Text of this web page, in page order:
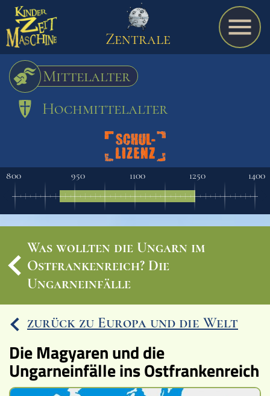
Spiel
A bis Z
Termine
Schulmaterialien
Zentrale
Mittelalter
Hochmittelalter
800 950 1100 1250 1400
Ereignisse
Lucys Wissensbox
Karte
Quiz
Was wollten die Ungarn im
Ostfrankenreich? Die
Ungarneinfälle
zurück zu Europa und die Welt
Die Magyaren und die
Ungarneinfälle ins Ostfrankenreich